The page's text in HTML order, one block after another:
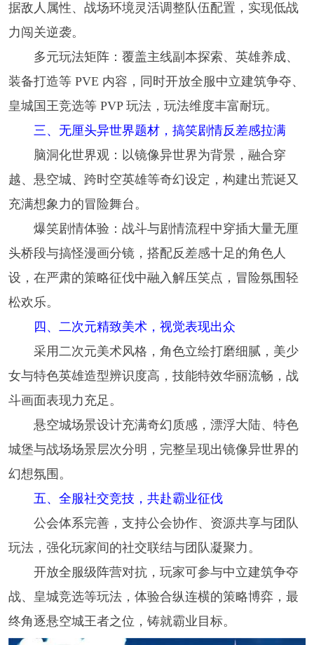
据敌人属性、战场环境灵活调整队伍配置，实现低战
力闯关逆袭。
多元玩法矩阵：覆盖主线副本探索、英雄养成、
装备打造等 PVE 内容，同时开放全服中立建筑争夺、
皇城国王竞选等 PVP 玩法，玩法维度丰富耐玩。
三、无厘头异世界题材，搞笑剧情反差感拉满
脑洞化世界观：以镜像异世界为背景，融合穿
越、悬空城、跨时空英雄等奇幻设定，构建出荒诞又
充满想象力的冒险舞台。
爆笑剧情体验：战斗与剧情流程中穿插大量无厘
头桥段与搞怪漫画分镜，搭配反差感十足的角色人
设，在严肃的策略征伐中融入解压笑点，冒险氛围轻
松欢乐。
四、二次元精致美术，视觉表现出众
采用二次元美术风格，角色立绘打磨细腻，美少
女与特色英雄造型辨识度高，技能特效华丽流畅，战
斗画面表现力充足。
悬空城场景设计充满奇幻质感，漂浮大陆、特色
城堡与战场场景层次分明，完整呈现出镜像异世界的
幻想氛围。
五、全服社交竞技，共赴霸业征伐
公会体系完善，支持公会协作、资源共享与团队
玩法，强化玩家间的社交联结与团队凝聚力。
开放全服级阵营对抗，玩家可参与中立建筑争夺
战、皇城竞选等玩法，体验合纵连横的策略博弈，最
终角逐悬空城王者之位，铸就霸业目标。